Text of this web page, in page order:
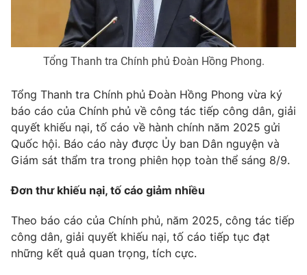
Giải sao mai
Làm đẹp
Chất lượng cuộc sống
Giáo dục
Học trực tuyến
Công nghệ
Hitech Công nghệ tương lai
Sản phẩm
Giao lưu trực tuyến
Chuyên mục khác
Emagazine Podcast
Tổng Thanh tra Chính phủ Đoàn Hồng Phong.
Tổng Thanh tra Chính phủ Đoàn Hồng Phong vừa ký
báo cáo của Chính phủ về công tác tiếp công dân, giải
quyết khiếu nại, tố cáo về hành chính năm 2025 gửi
Quốc hội. Báo cáo này được Ủy ban Dân nguyện và
Giám sát thẩm tra trong phiên họp toàn thể sáng 8/9.
Đơn thư khiếu nại, tố cáo giảm nhiều
Theo báo cáo của Chính phủ, năm 2025, công tác tiếp
công dân, giải quyết khiếu nại, tố cáo tiếp tục đạt
những kết quả quan trọng, tích cực.